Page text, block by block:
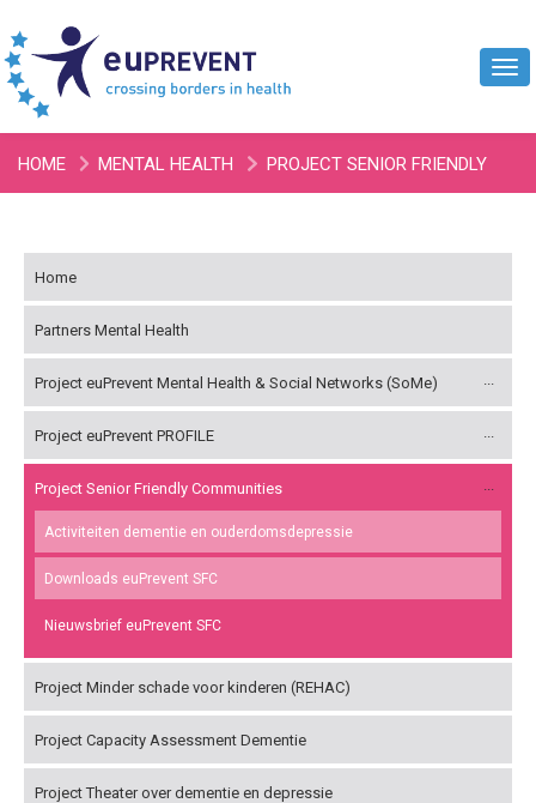
HOME MENTAL HEALTH PROJECT SENIOR FRIENDLY
Home
Partners Mental Health
Project euPrevent Mental Health & Social Networks (SoMe)
Project euPrevent PROFILE
Project Senior Friendly Communities
Activiteiten dementie en ouderdomsdepressie
Downloads euPrevent SFC
Nieuwsbrief euPrevent SFC
Project Minder schade voor kinderen (REHAC)
Project Capacity Assessment Dementie
Project Theater over dementie en depressie